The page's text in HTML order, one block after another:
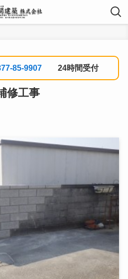
85-9907 24時間受付
修工事